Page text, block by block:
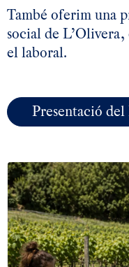
També oferim una
social de
el laboral.
Presentació